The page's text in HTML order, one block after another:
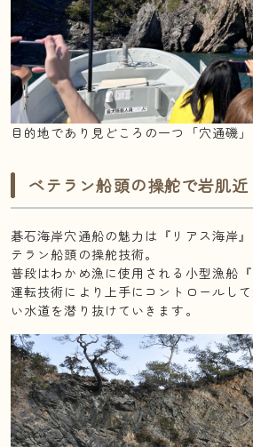
目的地であり見どころの一つ「穴通磯
ベテラン船頭の操舵で岩肌
碁石海岸穴通船の魅力は『リアス海岸
テラン船頭の操舵技術。
普段はわかめ漁に使用される小型漁船
運転技術により上手にコントロールし
い水道を潜り抜けていきます。